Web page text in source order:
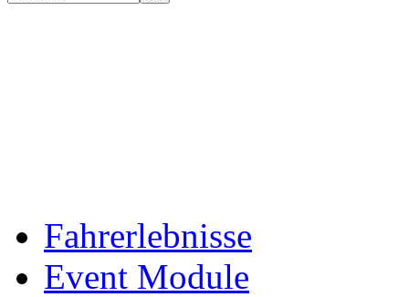
Fahrerlebnisse
Event Module